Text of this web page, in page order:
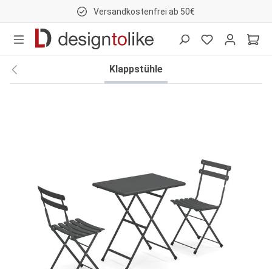
Versandkostenfrei ab 50€
Klappstühle